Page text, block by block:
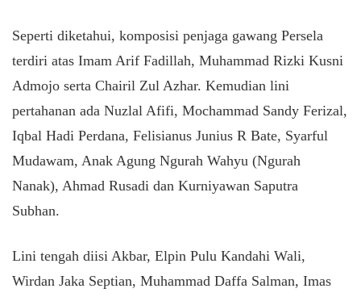
Seperti diketahui, komposisi penjaga gawang Persela
terdiri atas Imam Arif Fadillah, Muhammad Rizki Kusni
Admojo serta Chairil Zul Azhar. Kemudian lini
pertahanan ada Nuzlal Afifi, Mochammad Sandy Ferizal,
Iqbal Hadi Perdana, Felisianus Junius R Bate, Syarful
Mudawam, Anak Agung Ngurah Wahyu (Ngurah
Nanak), Ahmad Rusadi dan Kurniyawan Saputra
Subhan.
Lini tengah diisi Akbar, Elpin Pulu Kandahi Wali,
Wirdan Jaka Septian, Muhammad Daffa Salman, Imas